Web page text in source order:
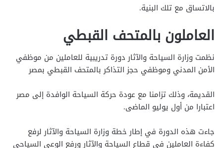
بالاتساق مع تلك البنية.
العاملون بالمتحف القبطي
نظمت وزارة السياحة والآثار دورة تدريبية للعاملين من موظفي
الأمن المدني وموظفي حجز التذاكر بالمتحف القبطي بمصر
القديمة، وذلك تزامنا مع عودة حركة السياحة الوافدة إلى مصر
اعتبارا من أول يوليو الماضى.
جاءت هذه الدورة في إطار خطة وزارة السياحة والآثار لرفع
كفاءة العاملين في قطاع السياحة والآثار ورفع الوعي السياحي